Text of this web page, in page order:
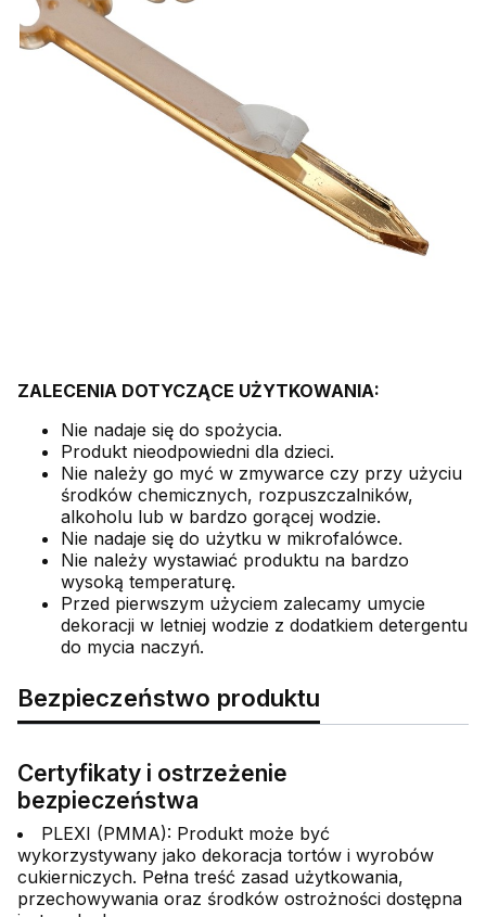
ZALECENIA DOTYCZĄCE UŻYTKOWANIA:
Nie nadaje się do spożycia.
Produkt nieodpowiedni dla dzieci.
Nie należy go myć w zmywarce czy przy użyciu
środków chemicznych, rozpuszczalników,
alkoholu lub w bardzo gorącej wodzie.
Nie nadaje się do użytku w mikrofalówce.
Nie należy wystawiać produktu na bardzo
wysoką temperaturę.
Przed pierwszym użyciem zalecamy umycie
dekoracji w letniej wodzie z dodatkiem detergentu
do mycia naczyń.
Bezpieczeństwo produktu
Certyfikaty i ostrzeżenie
bezpieczeństwa
PLEXI (PMMA): Produkt może być
wykorzystywany jako dekoracja tortów i wyrobów
cukierniczych. Pełna treść zasad użytkowania,
przechowywania oraz środków ostrożności dostępna